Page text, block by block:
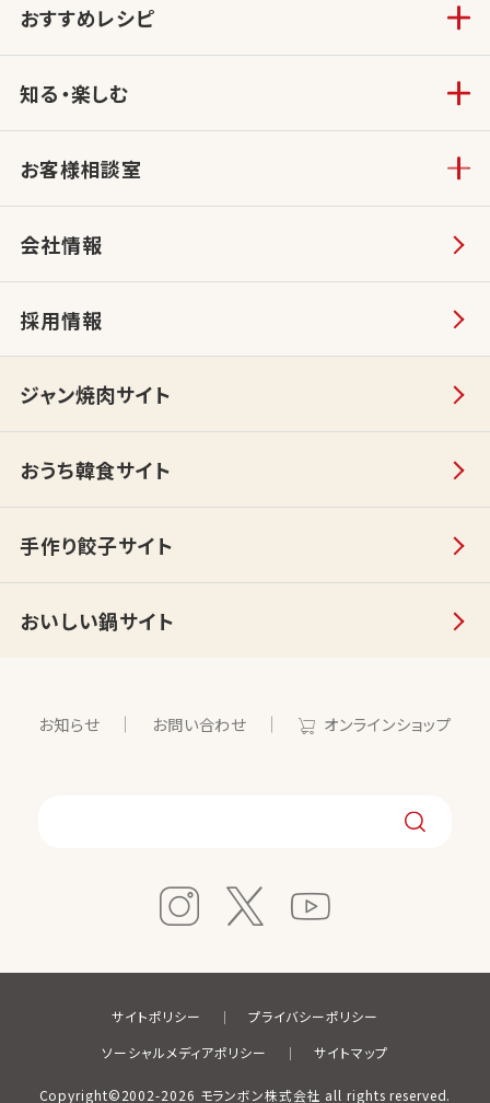
おすすめレシピ
知る・楽しむ
お客様相談室
会社情報
採用情報
ジャン焼肉サイト
おうち韓食サイト
手作り餃子サイト
おいしい鍋サイト
お知らせ お問い合わせ オンラインショップ
Copyright©2002-2026 モランボン株式会社 all rights reserved.
サイトポリシー
プライバシーポリシー
ソーシャルメディアポリシー
サイトマップ